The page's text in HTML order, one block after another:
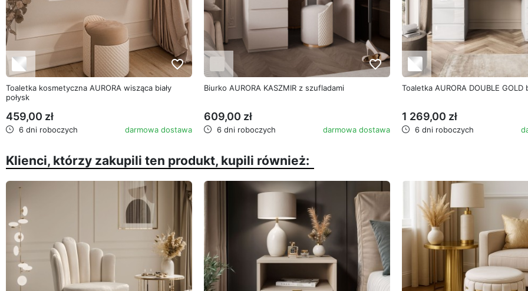
favorite_border
Toaletka kosmetyczna AURORA wisząca biały
połysk
459,00 zł
6 dni roboczych darmowa dostawa
favorite_border
Biurko AURORA KASZMIR z szufladami
609,00 zł
6 dni roboczych darmowa dostawa
Toaletka AURORA DOUBLE GOLD
1 269,00 zł
6 dni roboczych
Klienci, którzy zakupili ten produkt, kupili również: